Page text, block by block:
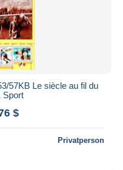
57KB Le siècle au fil du
Sport
$
Privatperson